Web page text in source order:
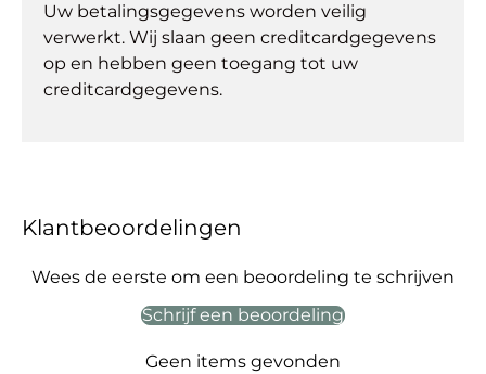
Uw betalingsgegevens worden veilig
verwerkt. Wij slaan geen creditcardgegevens
op en hebben geen toegang tot uw
creditcardgegevens.
Klantbeoordelingen
Wees de eerste om een beoordeling te schrijven
Schrijf een beoordeling
Geen items gevonden